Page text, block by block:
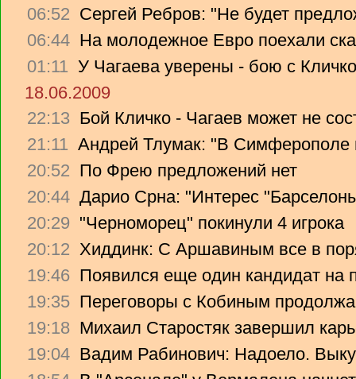
06:52 Сергей Ребров: "Не будет
06:44 На молодежное Евро поехали
01:11 У Чагаева уверены - бою с
18.06.2009
22:13 Бой Кличко - Чагаев может не
21:11 Андрей Тлумак: "В Симферополе
20:52 По Фрею предложений нет
20:44 Дарио Срна: "Интерес
20:29 "Черноморец" покинули 4 игрока
20:12 Хиддинк: С Аршавиным все в
19:46 Появился еще один кандидат на
19:35 Переговоры с Кобиным
19:18 Михаил Старостяк завершил
19:04 Вадим Рабинович: Надоело.